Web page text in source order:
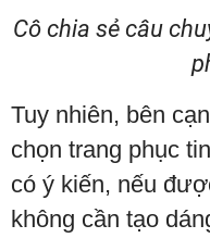
Cô chia sẻ câu
Tuy nhiên, bên
chọn trang phục
có ý kiến, nếu
không cần tạo